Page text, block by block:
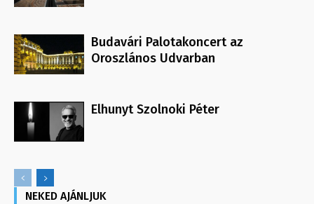
Budavári Palotakoncert az
Oroszlános Udvarban
Elhunyt Szolnoki Péter
NEKED AJÁNLJUK